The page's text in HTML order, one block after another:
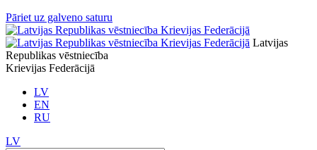
Pāriet uz galveno saturu
Latvijas
Republikas vēstniecība
Krievijas Federācijā
LV
EN
RU
LV